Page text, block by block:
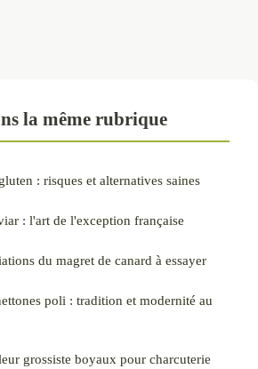
la même rubrique
: risques et alternatives saines
: l'art de l'exception française
du magret de canard à essayer
poli : tradition et modernité au
grossiste boyaux pour charcuterie